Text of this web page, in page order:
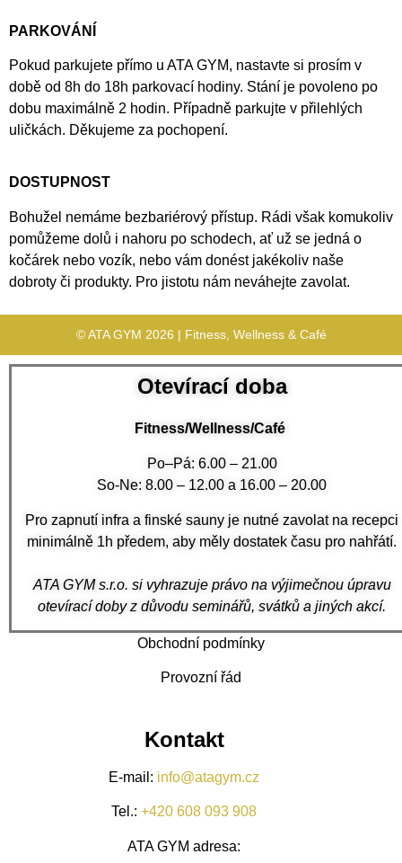
PARKOVÁNÍ
Pokud parkujete přímo u ATA GYM, nastavte si prosím v
době od 8h do 18h parkovací hodiny. Stání je povoleno po
dobu maximálně 2 hodin. Případně parkujte v přilehlých
uličkách. Děkujeme za pochopení.
DOSTUPNOST
Bohužel nemáme bezbariérový přístup. Rádi však komukoliv
pomůžeme dolů i nahoru po schodech, ať už se jedná o
kočárek nebo vozík, nebo vám donést jakékoliv naše
dobroty či produkty. Pro jistotu nám neváhejte zavolat.
© ATA GYM 2026 | Fitness, Wellness & Café
Otevírací doba
Fitness/Wellness/Café
Po–Pá: 6.00 – 21.00
So-Ne: 8.00 – 12.00 a 16.00 – 20.00
Pro zapnutí infra a finské sauny je nutné zavolat na recepci
minimálně 1h předem, aby měly dostatek času pro nahřátí.
ATA GYM s.r.o. si vyhrazuje právo na výjimečnou úpravu
otevírací doby z důvodu seminářů, svátků a jiných akcí.
Obchodní podmínky
Provozní řád
Kontakt
E-mail: info@atagym.cz
Tel.:+420 608 093 908
ATA GYM adresa: